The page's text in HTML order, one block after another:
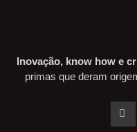
Inovação, know how e
primas que deram